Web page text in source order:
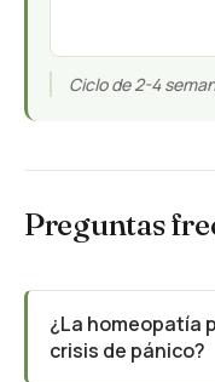
Ciclo de 2-4
Preguntas
¿La homeopatía
crisis de pánico?